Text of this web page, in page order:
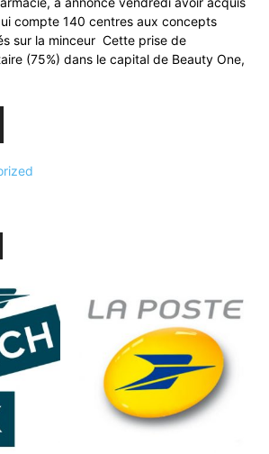
compte 140 centres aux concepts
sur la minceur Cette prise de
(75%) dans le capital de Beauty One,